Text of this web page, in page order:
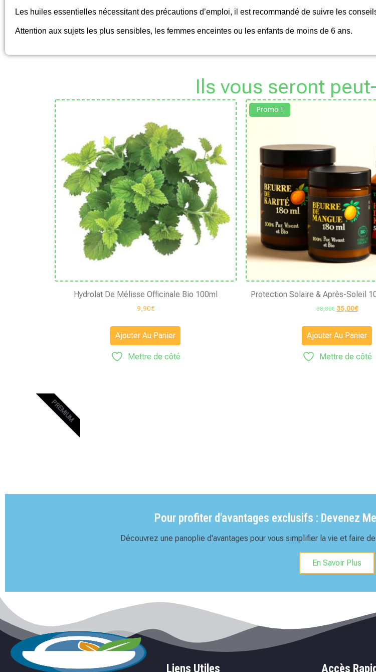
Les huiles essentielles nécessitant des précautions d’emploi, il est recommandé de suivre les
Attention aux sujets les plus sensibles, les femmes enceintes ou les enfants de moins de 6 ans.
Ils vous seront
Hydrolat De Mélisse Officinale Bio 100ml
9,90€
Ajouter Au Panier
Mettre de côté
Promo !
Protection Solaire & Après-Soleil
38,80€ 35,00€
Ajouter Au Panier
Mettre de côté
Pour profiter d'avantages exclusifs : Devenez
Découvrez une panoplie d'avantages pour vous simplifier la vie et faire
En Savoir Plus
PREMIUM
Liens Utiles Accès